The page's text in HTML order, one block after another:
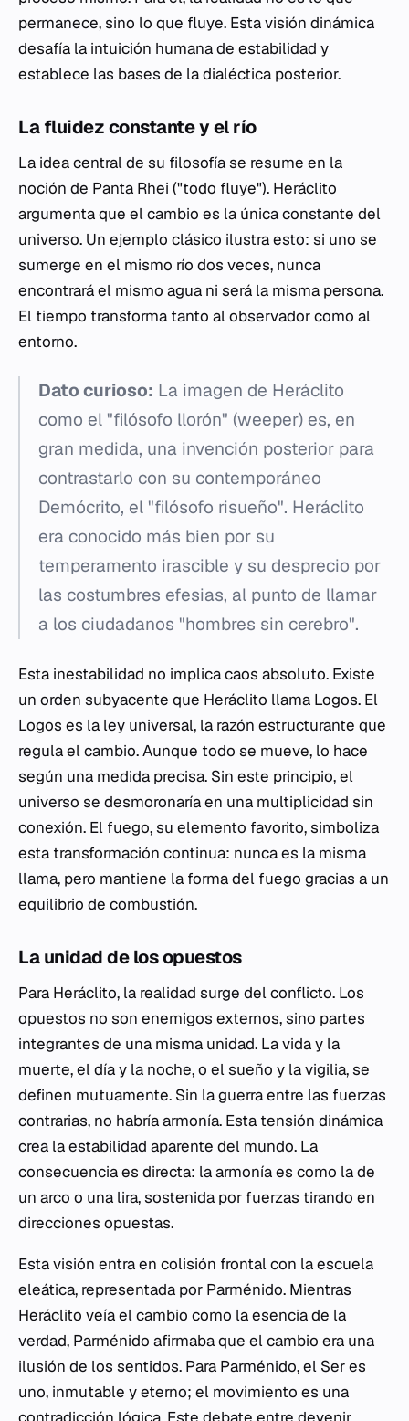
permanece, sino lo que fluye. Esta visión dinámica
desafía la intuición humana de estabilidad y
establece las bases de la dialéctica posterior.
La fluidez constante y el río
La idea central de su filosofía se resume en la
noción de Panta Rhei ("todo fluye"). Heráclito
argumenta que el cambio es la única constante del
universo. Un ejemplo clásico ilustra esto: si uno se
sumerge en el mismo río dos veces, nunca
encontrará el mismo agua ni será la misma persona.
El tiempo transforma tanto al observador como al
entorno.
Dato curioso: La imagen de Heráclito
como el "filósofo llorón" (weeper) es, en
gran medida, una invención posterior para
contrastarlo con su contemporáneo
Demócrito, el "filósofo risueño". Heráclito
era conocido más bien por su
temperamento irascible y su desprecio por
las costumbres efesias, al punto de llamar
a los ciudadanos "hombres sin cerebro".
Esta inestabilidad no implica caos absoluto. Existe
un orden subyacente que Heráclito llama Logos. El
Logos es la ley universal, la razón estructurante que
regula el cambio. Aunque todo se mueve, lo hace
según una medida precisa. Sin este principio, el
universo se desmoronaría en una multiplicidad sin
conexión. El fuego, su elemento favorito, simboliza
esta transformación continua: nunca es la misma
llama, pero mantiene la forma del fuego gracias a un
equilibrio de combustión.
La unidad de los opuestos
Para Heráclito, la realidad surge del conflicto. Los
opuestos no son enemigos externos, sino partes
integrantes de una misma unidad. La vida y la
muerte, el día y la noche, o el sueño y la vigilia, se
definen mutuamente. Sin la guerra entre las fuerzas
contrarias, no habría armonía. Esta tensión dinámica
crea la estabilidad aparente del mundo. La
consecuencia es directa: la armonía es como la de
un arco o una lira, sostenida por fuerzas tirando en
direcciones opuestas.
Esta visión entra en colisión frontal con la escuela
eleática, representada por Parménido. Mientras
Heráclito veía el cambio como la esencia de la
verdad, Parménido afirmaba que el cambio era una
ilusión de los sentidos. Para Parménido, el Ser es
uno, inmutable y eterno; el movimiento es una